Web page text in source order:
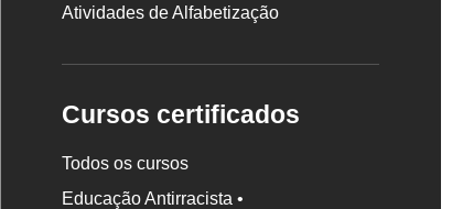
Atividades de Alfabetização
Cursos certificados
Todos os cursos
Educação Antirracista •